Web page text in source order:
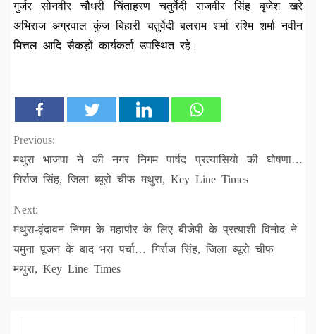
गुर्जर सोनवीर चौधरी चिंताहरण चतुर्वेदी राजवीर सिंह बृजेश खरे
अभिराज अग्रवाल कुंज बिहारी चतुर्वेदी बलराम शर्मा रश्मि शर्मा नवीन
मित्तल आदि सैकड़ों कार्यकर्ता उपस्थित रहे।
Continue
Reading
Previous:
मथुरा भाजपा ने की नगर निगम पार्षद प्रत्यासियो की घोषणा…
गिर्राज सिंह, जिला ब्यूरो चीफ मथुरा, Key Line Times
Next:
मथुरा-वृंदावन निगम के महापौर के लिए बीजेपी के प्रत्याशी विनोद ने
यमुना पूजन के बाद भरा पर्चा… गिर्राज सिंह, जिला ब्यूरो चीफ
मथुरा, Key Line Times